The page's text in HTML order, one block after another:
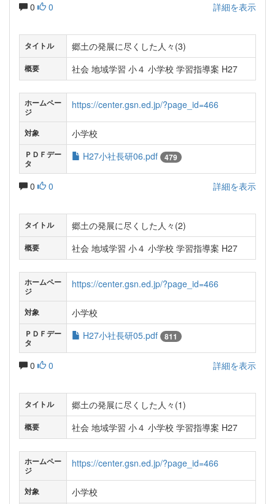
0 0 詳細を表示
タイトル 郷土の発展に尽くした人々(3)
概要 社会 地域学習 小４ 小学校 学習指導案 H27
ホームペー
ジ
https://center.gsn.ed.jp/?page_id=466
対象 小学校
ＰＤＦデー
タ
H27小社長研06.pdf 479
0 0 詳細を表示
タイトル 郷土の発展に尽くした人々(2)
概要 社会 地域学習 小４ 小学校 学習指導案 H27
ホームペー
ジ
https://center.gsn.ed.jp/?page_id=466
対象 小学校
ＰＤＦデー
タ
H27小社長研05.pdf 811
0 0 詳細を表示
タイトル 郷土の発展に尽くした人々(1)
概要 社会 地域学習 小４ 小学校 学習指導案 H27
ホームペー
ジ
https://center.gsn.ed.jp/?page_id=466
対象 小学校